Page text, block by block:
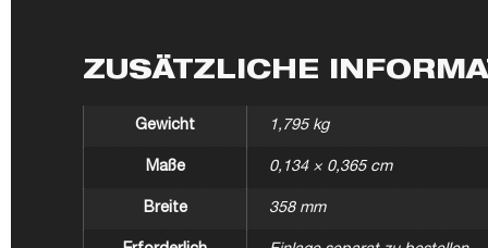
ZUSÄTZLICHE
Gewicht 1,795 kg
Maße 0,134 × 0,365 cm
Breite 358 mm